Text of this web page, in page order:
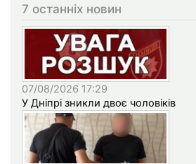
7 останніх новин
07/08/2026 17:29
У Дніпрі зникли двоє чоловіків